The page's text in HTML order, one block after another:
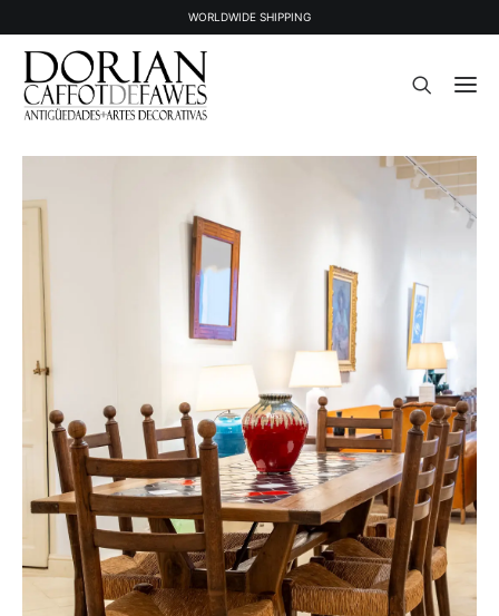
WORLDWIDE SHIPPING
OBJETS VENDUS
À PROPOS
PRESSE
CONTACT
NEWSLETTER